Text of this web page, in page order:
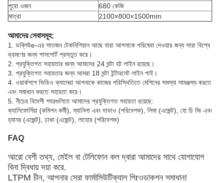
পুরো ওজন
680 কেজি
মাত্রা
2100×800×1500mm
আমাদের সেবাসমূহ:
1. ডব্লিউe-এর সাতজন টেকনিশিয়ান আছে যারা আপনাকে পরিষেবা দেওয়ার জন্য সারা বিশ্বে
ভ্রমণের জন্য পাসপোর্ট প্রস্তুত করে।
2. প্রযুক্তিগত সহায়তার জন্য আমাদের 24 ঘন্টা হট লাইন রয়েছে।
3. প্রযুক্তিগত সহায়তার জন্য আমরা 18 ঘন্টা ইন্টারনেট লাইন পাই।
4. ওয়ার্কশপে ভিডিও ক্যামেরা আপনাকে কাজের পরিস্থিতিতে মেশিনের সমস্যা সামঞ্জস্য করতে
এবং সমাধান করতে সহায়তা করে।
5. নীচের বিদেশী শহরগুলিতে আমাদের প্রযুক্তিগত সহায়তা রয়েছে:
ক্যালিফোর্নিয়া (কমিশন কর্মী), ম্যানিলা এবং দাভাও (পরিবেশক), লিমা (এজেন্ট), হো চি মিং এবং
হ্যানয় (এজেন্ট), ঢাকা (এজেন্ট), লাহোর (পরিবেশক)
FAQ
আরো বেশীতথ্য, মেইল ​​বা টেলিফোন কল দ্বারা আমাদের সাথে যোগাযোগ
বিনা দ্বিধায় দয়া করে.
LTPM চীন, আপনার সেরা ফার্মাসিউটিক্যাল পিrওডাকশন সমাধান!